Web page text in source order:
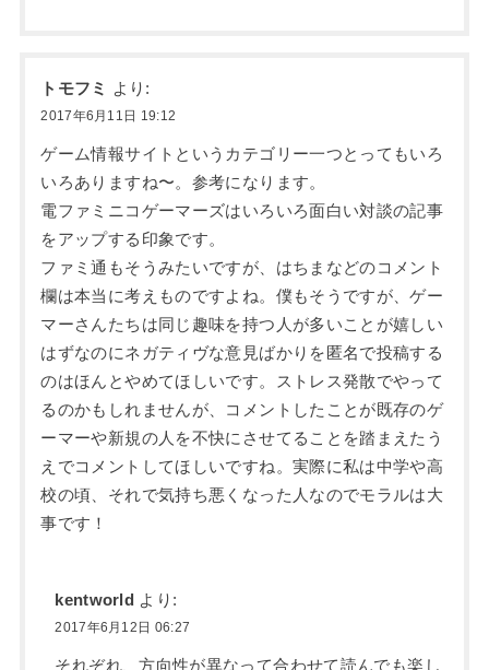
トモフミ より:
2017年6月11日 19:12
ゲーム情報サイトというカテゴリー一つとってもいろ
いろありますね〜。参考になります。
電ファミニコゲーマーズはいろいろ面白い対談の記事
をアップする印象です。
ファミ通もそうみたいですが、はちまなどのコメント
欄は本当に考えものですよね。僕もそうですが、ゲー
マーさんたちは同じ趣味を持つ人が多いことが嬉しい
はずなのにネガティヴな意見ばかりを匿名で投稿する
のはほんとやめてほしいです。ストレス発散でやって
るのかもしれませんが、コメントしたことが既存のゲ
ーマーや新規の人を不快にさせてることを踏まえたう
えでコメントしてほしいですね。実際に私は中学や高
校の頃、それで気持ち悪くなった人なのでモラルは大
事です！
kentworld より:
2017年6月12日 06:27
それぞれ、方向性が異なって合わせて読んでも楽し